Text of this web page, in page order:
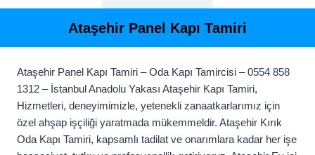
Ataşehir Panel Kapı Tamiri
Ataşehir Panel Kapı Tamiri – Oda Kapı Tamircisi – 0554 858
1312 – İstanbul Anadolu Yakası Ataşehir Kapı Tamiri,
Hizmetleri, deneyimimizle, yetenekli zanaatkarlarımız için
özel ahşap işçiliği yaratmada mükemmeldir. Ataşehir Kırık
Oda Kapı Tamiri, kapsamlı tadilat ve onarımlara kadar her işe